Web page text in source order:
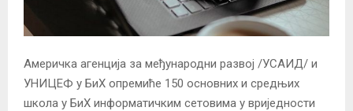
Америчка агенција за међународни развој /УСАИД/ и
УНИЦЕФ у БиХ опремиће 150 основних и средњих
школа у БиХ информатичким сетовима у вриједности